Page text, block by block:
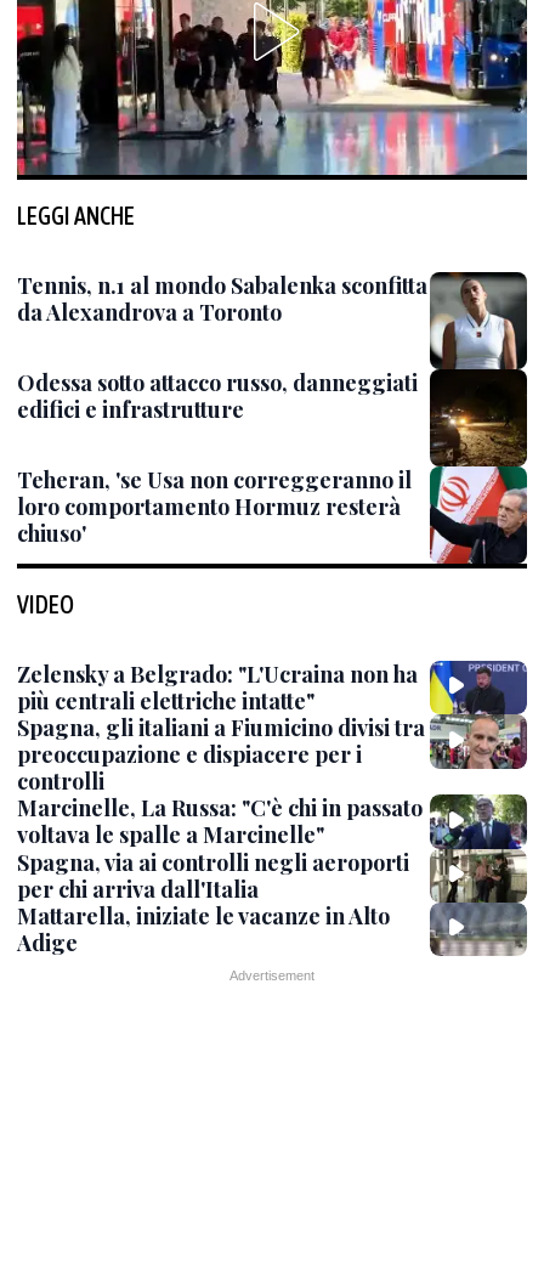
LEGGI ANCHE
Tennis, n.1 al mondo Sabalenka sconfitta
da Alexandrova a Toronto
Odessa sotto attacco russo, danneggiati
edifici e infrastrutture
Teheran, 'se Usa non correggeranno il
loro comportamento Hormuz resterà
chiuso'
VIDEO
Zelensky a Belgrado: "L'Ucraina non ha
più centrali elettriche intatte"
Spagna, gli italiani a Fiumicino divisi tra
preoccupazione e dispiacere per i
controlli
Marcinelle, La Russa: "C'è chi in passato
voltava le spalle a Marcinelle"
Spagna, via ai controlli negli aeroporti
per chi arriva dall'Italia
Mattarella, iniziate le vacanze in Alto
Adige